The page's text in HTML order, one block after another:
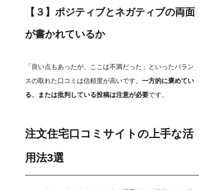
【３】ポジティブとネガティブの両面
が書かれているか
「良い点もあったが、ここは不満だった」といったバラン
スの取れた口コミは信頼度が高いです。 一方的に褒めてい
る、または批判している投稿は注意が必要です。
注文住宅口コミサイトの上手な活
用法3選